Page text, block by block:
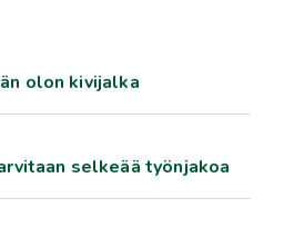
olon kivijalka
selkeää työnjakoa